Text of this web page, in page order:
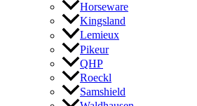
Horseware
Kingsland
Lemieux
Pikeur
QHP
Roeckl
Samshield